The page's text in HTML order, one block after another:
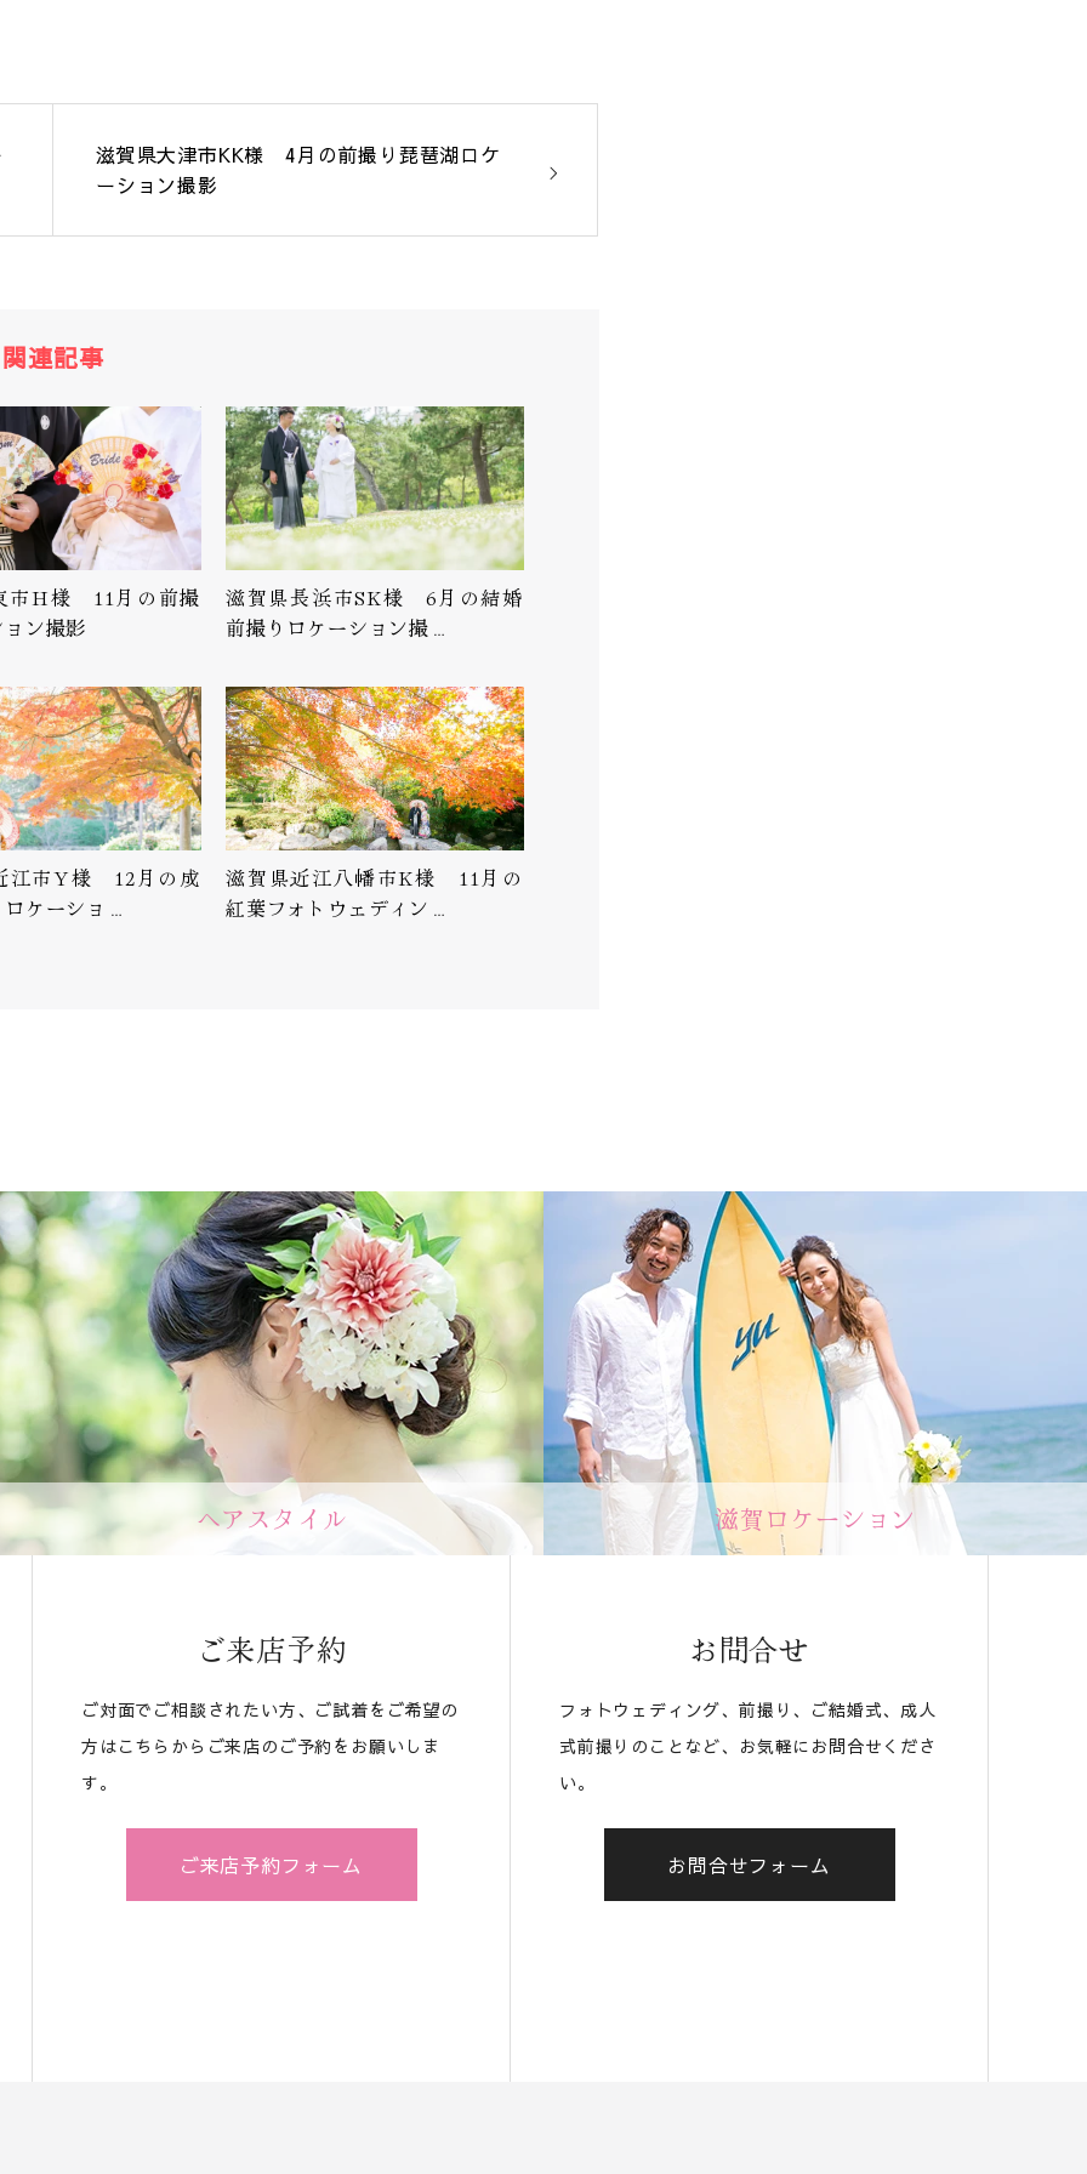
滋賀県大津市KK様 4月の前撮り琵琶湖ロケ
ーション撮影
関連記事
市H様 11月の前撮
ン撮影
滋賀県長浜市SK様 6月の結婚
前撮りロケーション撮…
江市Y様 12月の成
ケーショ…
滋賀県近江八幡市K様 11月の
紅葉フォトウェディン…
ヘアスタイル 滋賀ロケーション
ご来店予約
ご対面でご相談されたい方、ご試着をご希望の
方はこちらからご来店のご予約をお願いしま
す。
ご来店予約フォーム
お問合せ
フォトウェディング、前撮り、ご結婚式、成人
式前撮りのことなど、お気軽にお問合せくださ
い。
お問合せフォーム